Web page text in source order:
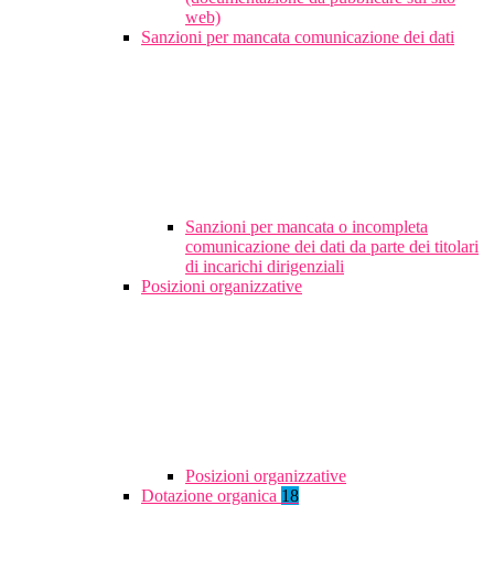
web)
Sanzioni per mancata comunicazione dei dati
Sanzioni per mancata o incompleta
comunicazione dei dati da parte dei titolari
di incarichi dirigenziali
Posizioni organizzative
Posizioni organizzative
Dotazione organica 18